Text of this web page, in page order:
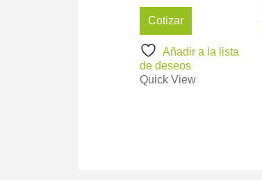
Cotizar
Añadir a la lista
de deseos
Quick View